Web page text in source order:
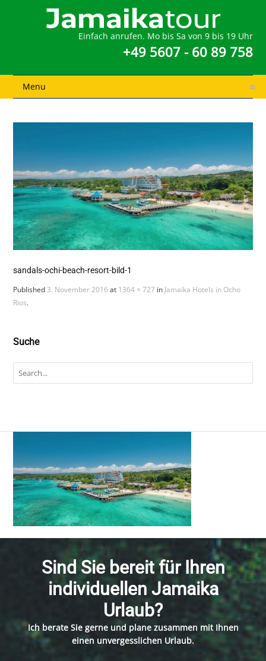
Einfach anrufen. Mo bis Sa von 9 bis 19 Uhr
+49 5607 - 60 89 758
Menu
sandals-ochi-beach-resort-bild-1
Published 3. November 2016 at 1364 × 727 in Jamaika Hotels in Ocho
Rios.
Suche
Sind Sie bereit für Ihren
individuellen Jamaika
Urlaub?
Ich berate Sie gerne und plane zusammen mit Ihnen
einen unvergesslichen Urlaub.